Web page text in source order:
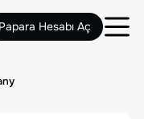
Papara Hesabı Aç